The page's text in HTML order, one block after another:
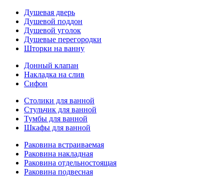
Душевая дверь
Душевой поддон
Душевой уголок
Душевые перегородки
Шторки на ванну
Донный клапан
Накладка на слив
Сифон
Столики для ванной
Стульчик для ванной
Тумбы для ванной
Шкафы для ванной
Раковина встраиваемая
Раковина накладная
Раковина отдельностоящая
Раковина подвесная